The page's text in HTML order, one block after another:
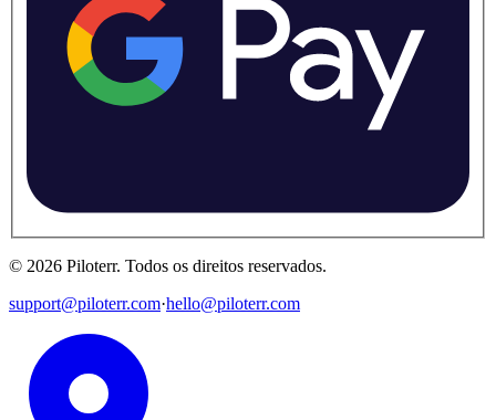
© 2026 Piloterr. Todos os direitos reservados.
support@piloterr.com·hello@piloterr.com